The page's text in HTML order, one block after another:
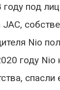
под
JAC,
Nio
году Nio
спасли